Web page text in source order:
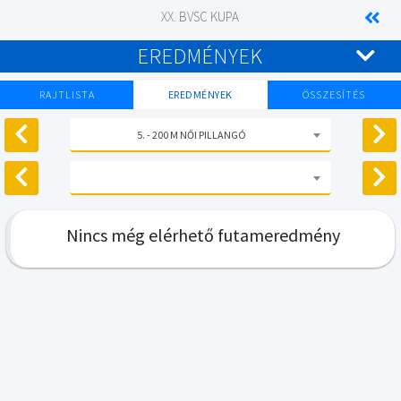
XX. BVSC KUPA
EREDMÉNYEK
RAJTLISTA EREDMÉNYEK ÖSSZESÍTÉS
5. - 200 M NŐI PILLANGÓ
Nincs még elérhető futameredmény